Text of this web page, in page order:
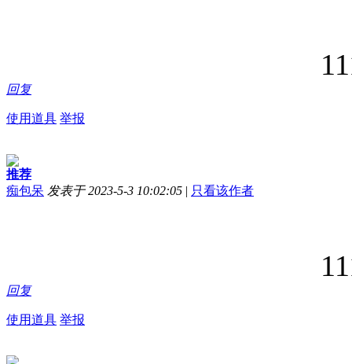
回复
使用道具 举报
推荐
痴包呆 发表于 2023-5-3 10:02:05 | 只看该作者
回复
使用道具 举报